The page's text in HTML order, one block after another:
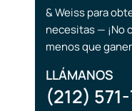
& Weiss para
necesitas — ¡No
menos que
LLÁMANOS
(212) 571-